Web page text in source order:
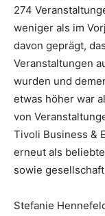
274
weniger als im
davon geprägt,
Veranstaltungen
wurden und
etwas höher war
von
Tivoli Business &
erneut als
sowie
Stefanie